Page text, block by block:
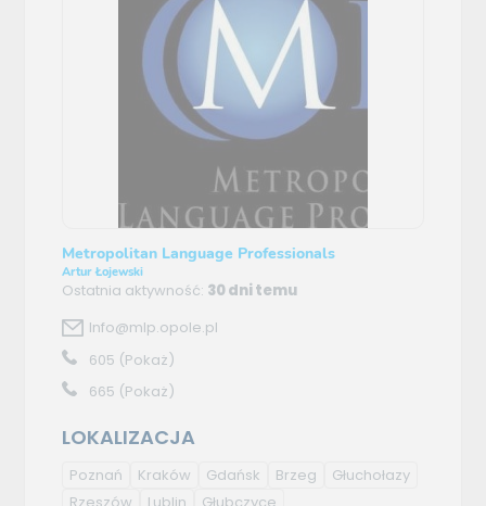
Metropolitan Language Professionals
Artur Łojewski
Ostatnia aktywność: 30 dni temu
Info@mlp.opole.pl
605 (Pokaż)
665 (Pokaż)
LOKALIZACJA
Poznań Kraków Gdańsk Brzeg
Głuchołazy